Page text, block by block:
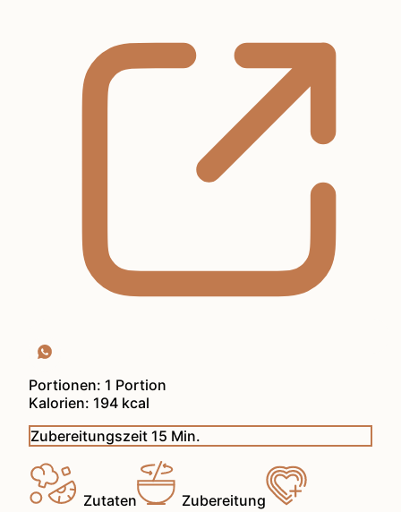
Portionen: 1 Portion
Kalorien: 194 kcal
Zubereitungszeit 15 Minuten
Min.
Zutaten
Zubereitung